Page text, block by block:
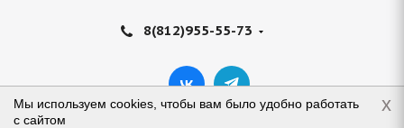
8(812)955-55-73
Мы используем cookies, чтобы вам было удобно работать
с сайтом
x